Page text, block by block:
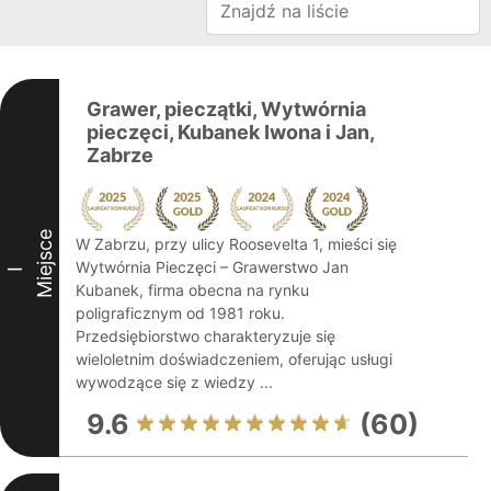
I Miejsce
Grawer, pieczątki, Wytwórnia
pieczęci, Kubanek Iwona i Jan,
Zabrze
W Zabrzu, przy ulicy Roosevelta 1, mieści się
Wytwórnia Pieczęci – Grawerstwo Jan
Kubanek, firma obecna na rynku
poligraficznym od 1981 roku.
Przedsiębiorstwo charakteryzuje się
wieloletnim doświadczeniem, oferując usługi
wywodzące się z wiedzy ...
9.6 (60)